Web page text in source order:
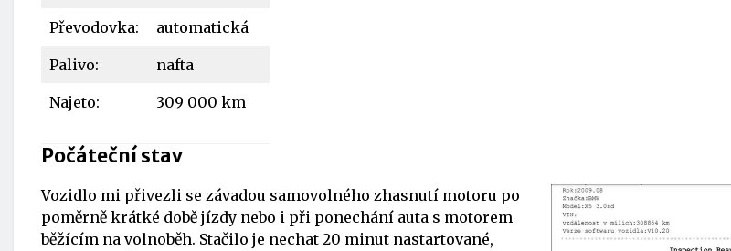
Převodovka: automatická
Palivo: nafta
Najeto: 309 000 km
Počáteční stav
Vozidlo mi přivezli se závadou samovolného zhasnutí motoru po
poměrně krátké době jízdy nebo i při ponechání auta s motorem
běžícím na volnoběh. Stačilo je nechat 20 minut nastartované,